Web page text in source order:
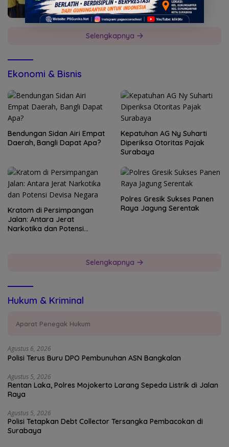
Selengkapnya
Ekonomi & Bisnis
Bendungan Sidan Airi Empat
Daerah, Bangli Dapat Apa?
Kepatuhan AG Ny Suharti
Diperiksa Otoritas Pajak
Surabaya
Kratom di Persimpangan
Jalan: Antara Jerat
Narkotika dan Potensi
Polres Gresik Sukses Panen
Raya Jagung Serentak
Selengkapnya
Hukum & Kriminal
Aparat Penegak Hukum
Agustus 6, 2026
Polisi Terus Buru DPO Pembunuhan ASN Bangkalan
Agustus 5, 2026
Rentan Laka, Polres Mojokerto Larang Sepeda Listrik di Jalan
Raya
Agustus 5, 2026
Polisi Tetapkan Debt Collector Tersangka Pembacokan di
Surabaya